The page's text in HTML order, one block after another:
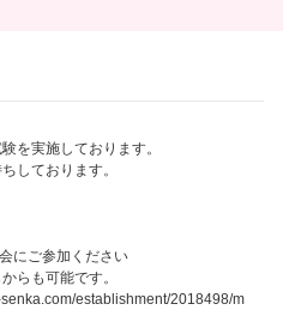
を実施しております。
しております。
にご参加ください
らも可能です。
establishment/2018498/m